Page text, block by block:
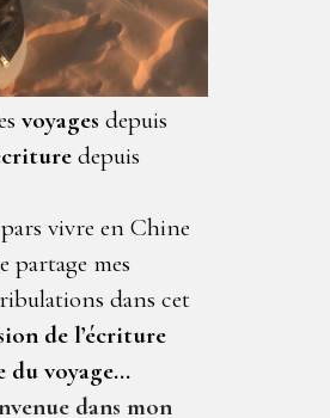
voyages depuis
depuis
vivre en Chine
partage mes
dans cet
de l’écriture
du voyage…
dans mon